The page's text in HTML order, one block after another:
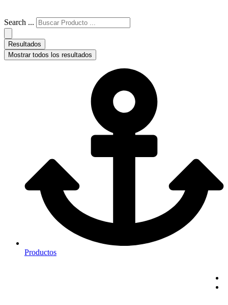
Search ...
Resultados
Mostrar todos los resultados
Productos